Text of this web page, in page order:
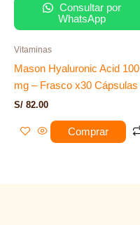
Consultar por
WhatsApp
Vitaminas
Mason Hyaluronic Acid 100
mg – Frasco x30 Cápsulas
S/ 82.00
Comprar